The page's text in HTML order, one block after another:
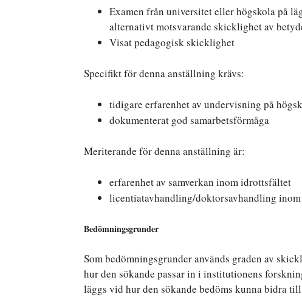
Examen från universitet eller högskola på
alternativt motsvarande skicklighet av
Visat pedagogisk skicklighet
Specifikt för denna anställning krävs:
tidigare erfarenhet av undervisning på
dokumenterat god samarbetsförmåga
Meriterande för denna anställning är:
erfarenhet av samverkan inom idrottsfältet
licentiatavhandling/doktorsavhandling
Bedömningsgrunder
Som bedömningsgrunder används graden av
hur den sökande passar in i institutionens
läggs vid hur den sökande bedöms kunna bidra